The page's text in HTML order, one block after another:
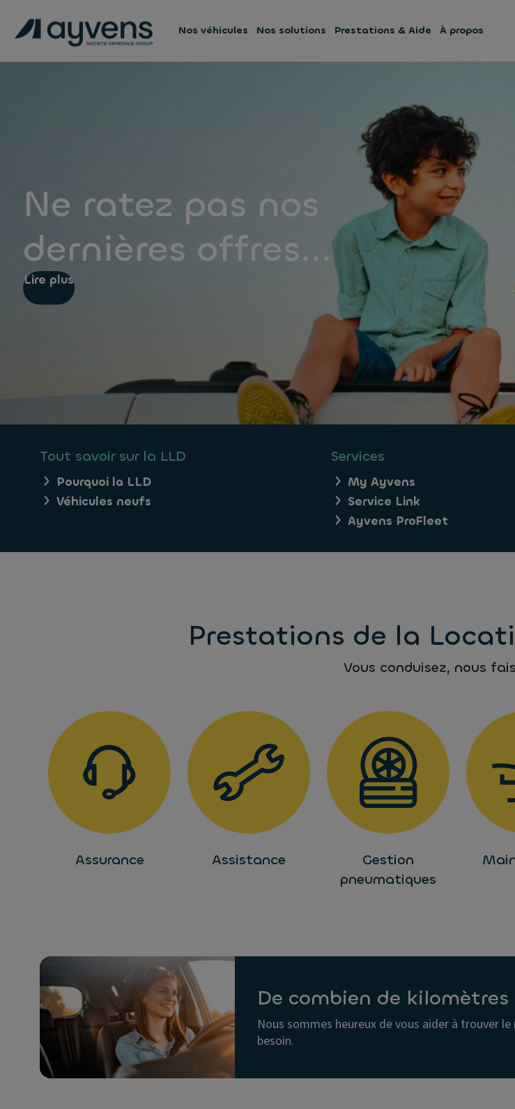
Nos véhicules Nos solutions Prestations & Aide À propos
Ne ratez pas nos
dernières offres...
Lire plus
Tout savoir sur la LLD
Pourquoi la LLD
Véhicules neufs
Services
My Ayvens
Service Link
Ayvens ProFleet
Prestations de la
Vous conduisez, nous
Assurance Assistance
Gestion
pneumatiques
De combien de
Nous sommes heureux de vous aider à trouver
besoin.